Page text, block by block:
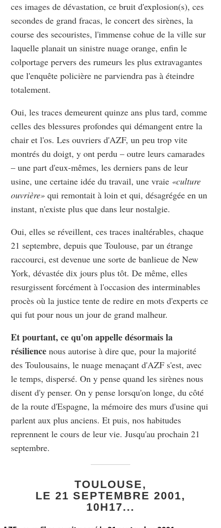
ces images de dévastation, ce bruit d'explosion(s), ces
secondes de grand fracas, le concert des sirènes, la
course des secouristes, l'immense cohue de la ville sur
laquelle planait un sinistre nuage orange, enfin le
colportage pervers des rumeurs les plus extravagantes
que l'enquête policière ne parviendra pas à éteindre
totalement.
Oui, les traces demeurent quinze ans plus tard, comme
celles des blessures profondes qui démangent entre la
chair et l'os. Les ouvriers d'AZF, un peu trop vite
montrés du doigt, y ont perdu – outre leurs camarades
– une part d'eux-mêmes, les derniers pans de leur
usine, une certaine idée du travail, une vraie «culture
ouvrière» qui remontait à loin et qui, désagrégée en un
instant, n'existe plus que dans leur nostalgie.
Oui, elles se réveillent, ces traces inaltérables, chaque
21 septembre, depuis que Toulouse, par un étrange
raccourci, est devenue une sorte de banlieue de New
York, dévastée dix jours plus tôt. De même, elles
resurgissent forcément à l'occasion des interminables
procès où la justice tente de redire en mots d'experts ce
qui fut pour nous un jour de grand malheur.
Et pourtant, ce qu'on appelle désormais la
résilience nous autorise à dire que, pour la majorité
des Toulousains, le nuage menaçant d'AZF s'est, avec
le temps, dispersé. On y pense quand les sirènes nous
disent d'y penser. On y pense lorsqu'on longe, du côté
de la route d'Espagne, la mémoire des murs d'usine qui
parlent aux plus anciens. Et puis, nos habitudes
reprennent le cours de leur vie. Jusqu'au prochain 21
septembre.
TOULOUSE,
LE 21 SEPTEMBRE 2001,
10H17...